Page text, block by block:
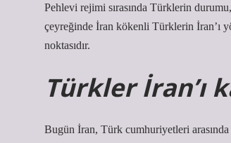
Pehlevi rejimi sırasında Türklerin
çeyreğinde İran kökenli Türklerin İran’ı
noktasıdır.
Türkler İran’ı
Bugün İran, Türk cumhuriyetleri arasında